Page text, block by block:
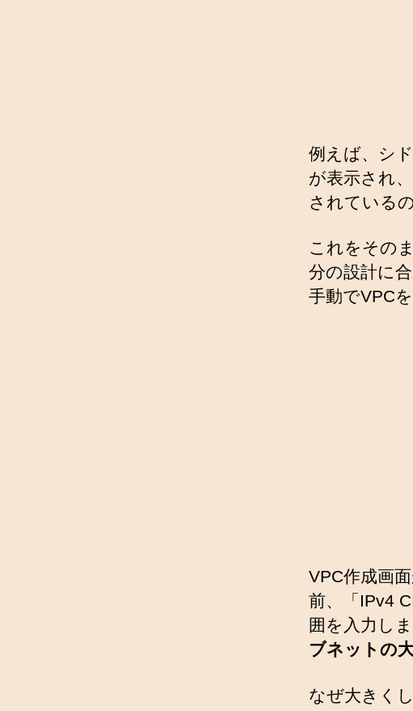
例えば、シ
が表示され
されている
これをその
分の設計に
手動でVPC
VPC作成画
前、「IPv4
囲を入力し
ブネットの
なぜ大きく